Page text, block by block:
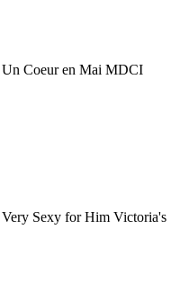
Un Coeur en Mai MDCI
Very Sexy for Him Victoria's